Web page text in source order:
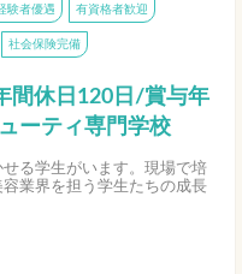
験者優遇 有資格者歓迎
社会保険完備
間休日120日/賞与年
ーティ専門学校
る学生がいます。現場で培
業界を担う学生たちの成長